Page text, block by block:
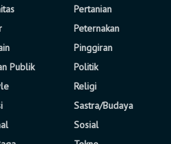
Publik
Pertanian
Peternakan
Pinggiran
Politik
Religi
Sastra/Budaya
Sosial